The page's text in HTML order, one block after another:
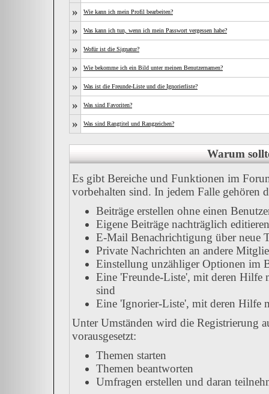
» Wie kann ich mein Profil bearbeiten?
» Was kann ich tun, wenn ich mein Passwort vergessen habe?
» Wofür ist die Signatur?
» Wie bekomme ich ein Bild unter meinen Benutzernamen?
» Was ist die Freunde-Liste und die Ignorierliste?
» Was sind Favoriten?
» Was sind Rangtitel und Rangzeichen?
Warum
Es gibt Bereiche und Funktionen im
vorbehalten sind. In jedem Falle gehören
Beiträge erstellen ohne einen
Eigene Beiträge nachträglich editieren
E-Mail Benachrichtigung über neue
Private Nachrichten an andere
Einstellung unzähliger Optionen im
Eine 'Freunde-Liste', mit deren Hilfe
sind
Eine 'Ignorier-Liste', mit deren Hilfe
Unter Umständen wird die Registrierung
vorausgesetzt:
Themen starten
Themen beantworten
Umfragen erstellen und daran